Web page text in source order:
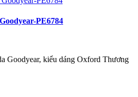
PE6784
Goodyear, kiểu dáng Oxford Thương